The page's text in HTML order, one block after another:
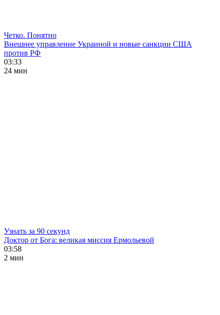
Четко. Понятно
Внешнее управление Украиной и новые санкции США
против РФ
03:33
24 мин
Узнать за 90 секунд
Доктор от Бога: великая миссия Ермольевой
03:58
2 мин